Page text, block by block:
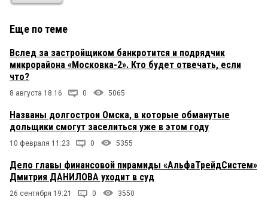
Еще по теме
Вслед за застройщиком банкротится и подрядчик
микрорайона «Московка-2». Кто будет отвечать, если
что?
8 августа 18:16 0 5065
Названы долгострои Омска, в которые обманутые
дольщики смогут заселиться уже в этом году
10 февраля 11:23 0 5355
Дело главы финансовой пирамиды «АльфаТрейдСистем»
Дмитрия ДАНИЛОВА уходит в суд
26 сентября 19:21 0 3550